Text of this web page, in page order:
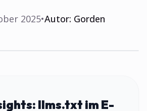
2025•Autor: Gorden
llms.txt im E-